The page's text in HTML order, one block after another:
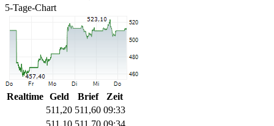
5-Tage-Chart
Realtime Geld Brief
Zeit
511,20 511,60 09:33
511,10 511,70 09:34